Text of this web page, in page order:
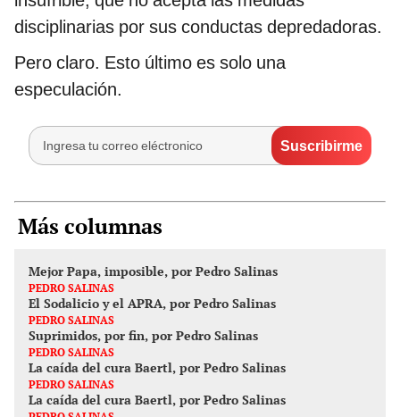
disciplinarias por sus conductas depredadoras.
Pero claro. Esto último es solo una
especulación.
Más columnas
Mejor Papa, imposible, por Pedro Salinas
PEDRO SALINAS
El Sodalicio y el APRA, por Pedro Salinas
PEDRO SALINAS
Suprimidos, por fin, por Pedro Salinas
PEDRO SALINAS
La caída del cura Baertl, por Pedro Salinas
PEDRO SALINAS
La caída del cura Baertl, por Pedro Salinas